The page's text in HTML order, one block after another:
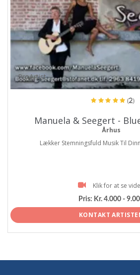
ProArtist
(2)
Manuela & Seegert -
Århus
Lækker Stemningsfuld Musik Til
Klik for at se
Pris: Kr. 4.000 -
KONTAKT